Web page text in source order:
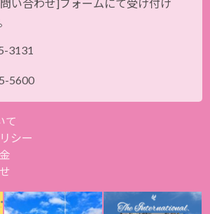
い合わせ]フォームにて受け付け
3131
5600
て
シー